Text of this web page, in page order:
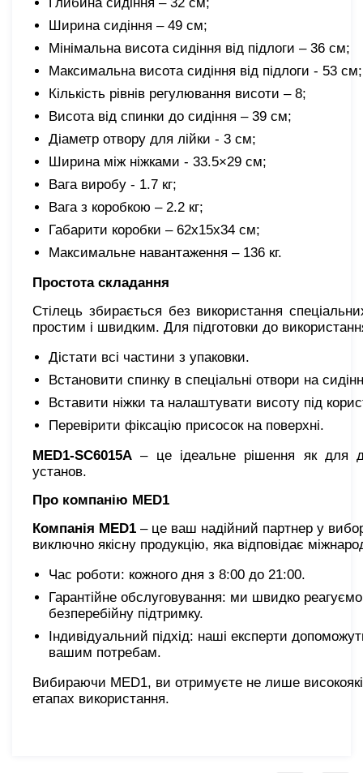
Ширина сидіння – 49 см;
Мінімальна висота сидіння від підлоги – 36 см;
Максимальна висота сидіння від підлоги - 53 см;
Кількість рівнів регулювання висоти – 8;
Висота від спинки до сидіння – 39 см;
Діаметр отвору для лійки - 3 см;
Ширина між ніжками - 33.5×29 см;
Вага виробу - 1.7 кг;
Вага з коробкою – 2.2 кг;
Габарити коробки – 62х15х34 см;
Максимальне навантаження – 136 кг.
Простота складання
Стілець збирається без використання
простим і швидким. Для підготовки до
Дістати всі частини з упаковки.
Встановити спинку в спеціальні отвори на
Вставити ніжки та налаштувати висоту під
Перевірити фіксацію присосок на поверхні.
MED1-SC6015A – це ідеальне рішення як для
установ.
Про компанію MED1
Компанія MED1 – це ваш надійний партнер у
виключно якісну продукцію, яка відповідає
Час роботи: кожного дня з 8:00 до 21:00.
Гарантійне обслуговування: ми швидко
безперебійну підтримку.
Індивідуальний підхід: наші експерти
вашим потребам.
Вибираючи MED1, ви отримуєте не лише
етапах використання.